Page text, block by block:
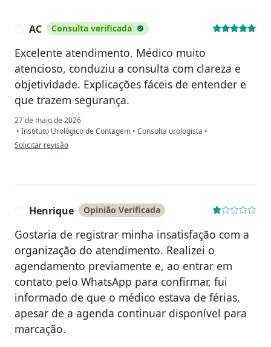
AC Consulta verificada
Excelente atendimento. Médico muito
atencioso, conduziu a consulta com clareza e
objetividade. Explicações fáceis de entender e
que trazem segurança.
27 de maio de 2026
• Instituto Urológico de Contagem • Consulta urologista •
na opinião do utilizador AC
Solicitar revisão
Henrique Opinião Verificada
Gostaria de registrar minha insatisfação com a
organização do atendimento. Realizei o
agendamento previamente e, ao entrar em
contato pelo WhatsApp para confirmar, fui
informado de que o médico estava de férias,
apesar de a agenda continuar disponível para
marcação.